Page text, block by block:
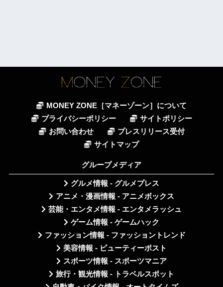
MONEY ZONE［マネーゾーン］について
プライバシーポリシー
サイトポリシー
お問い合わせ
プレスリリース受付
サイトマップ
グループメディア
グルメ情報 - グルメプレス
アニメ・漫画情報 - アニメボックス
芸能・エンタメ情報 - エンタメラッシュ
ゲーム情報 - ゲームハック
ファッション情報 - ファッショントレンド
美容情報 - ビューティーポスト
スポーツ情報 - スポーツマニア
旅行・観光情報 - トラベルスポット